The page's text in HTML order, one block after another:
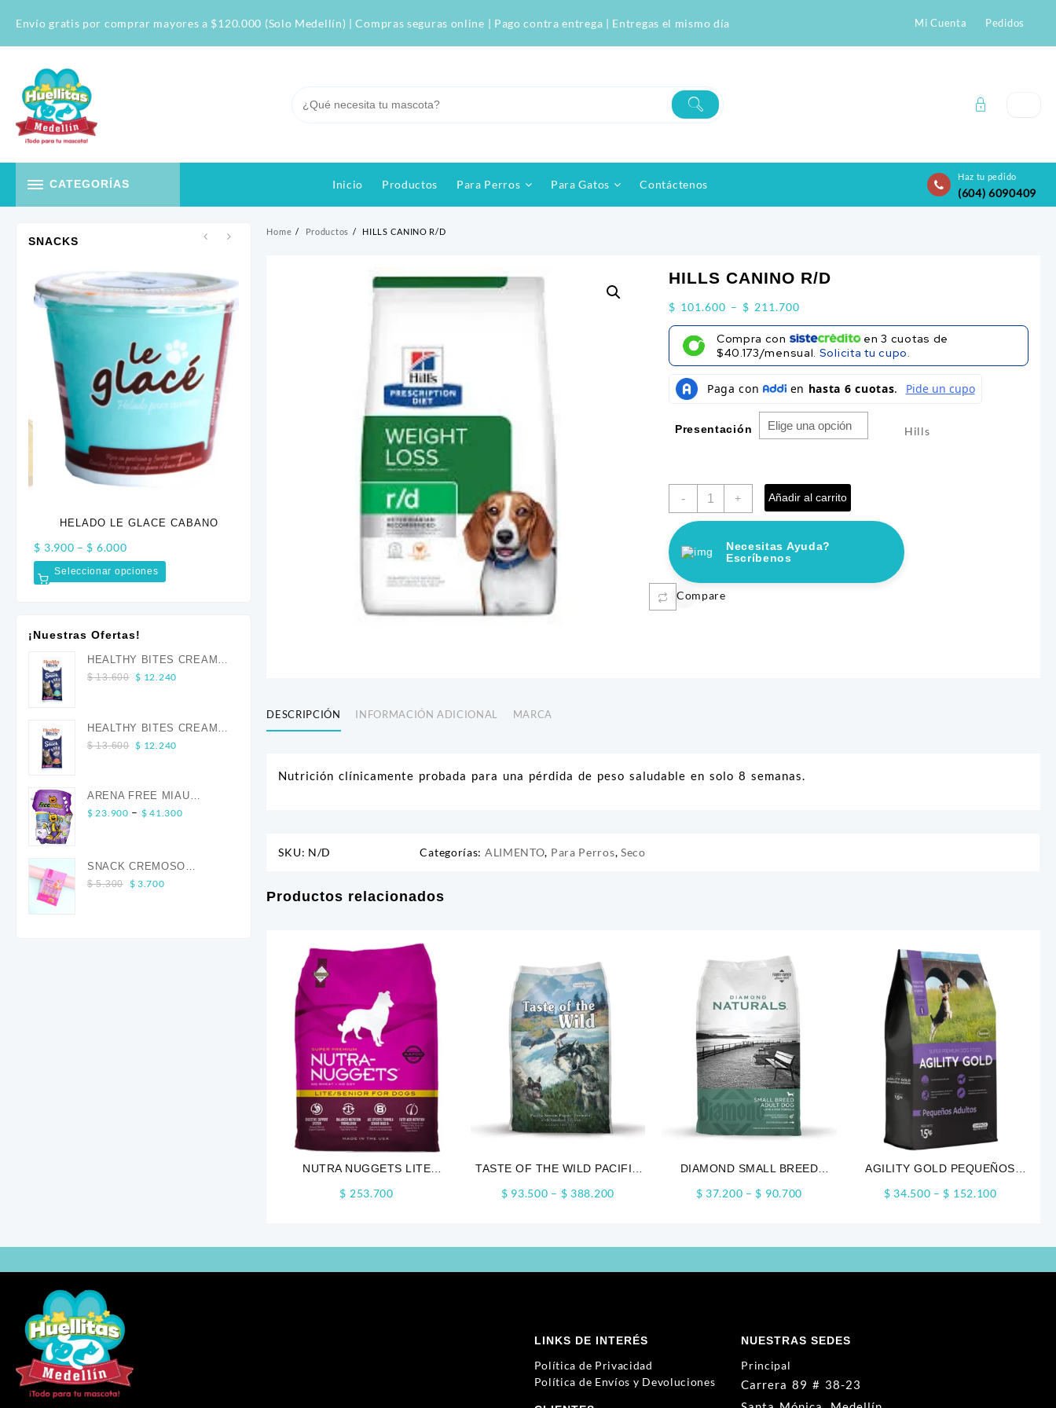
Envío gratis por comprar mayores a $120.000 (Solo Medellín) | Compras seguras online | Pago contra entrega | Entregas el mismo día Mi Cuenta Pedidos
CATEGORÍAS Inicio Productos Para Perros Para Gatos Contáctenos
Haz tu pedido
(604) 6090409
SNACKS
HELADO LE GLACE CABANO
$3.900 – $6.000Price
range:
$ 3.900
Seleccionar opciones
NUPEC DENTAL CARE TREATS MUNGOS FRUTAS 1KL
42.300
Añadir al carrito
– 23.400
Price
range:
through
Seleccionar opciones
10.500
Añadir al carrito
¡Nuestras Ofertas!
HEALTHY BITES CREAM
GATO ATUN 4 UND
$13.600 Original
$ 13.600.
$ 12.240Current
$ 12.240.
HEALTHY BITES CREAM
GATO SALMON 4 UND
$13.600 Original
$ 13.600.
$ 12.240Current
$ 12.240.
ARENA FREE MIAU
LAVANDA
$ 23.900 – $ 41.300Price
through
SNACK CREMOSO
CALABAZA POLLO Y
$5.300
Original
$ 3.700Current
Home Productos HILLS CANINO R/D
HILLS CANINO R/D
$ 101.600 – $ 211.700Price
range:
$ 101.600
through
$ 211.700
Compra con en3 cuotas de
$40.173/mensual. Solicita tu cupo.
Presentación
-
HILLS
R/D
cantidad
+ Añadir al carrito
Necesitas Ayuda?
Escríbenos
Compare
Hills
DESCRIPCIÓN INFORMACIÓN ADICIONAL MARCA
Nutrición clínicamente probada para una pérdida de peso saludable en solo 8 semanas.
SKU: N/D Categorías: ALIMENTO, Para Perros, Seco
Productos relacionados
NUTRA NUGGETS LITE
$ 253.700
TASTE OF THE WILD PACIFIC
$ 93.500 – $ 388.200Price
DIAMOND SMALL BREED
$ 37.200 – $ 90.700
AGILITY GOLD PEQUEÑOS
$ 34.500 – $ 152.100Price
LINKS DE INTERÉS
Política de Privacidad
Política de Envíos y Devoluciones
NUESTRAS SEDES
Principal
Carrera 89 # 38-23